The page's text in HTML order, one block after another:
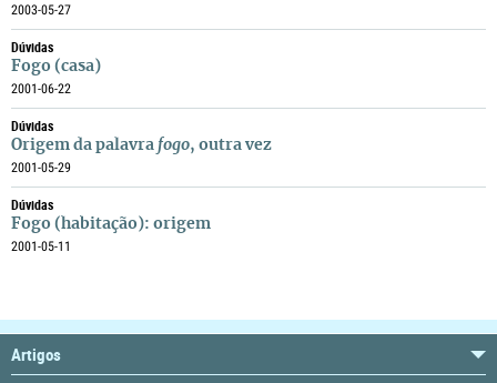
2003-05-27
Dúvidas
Fogo (casa)
2001-06-22
Dúvidas
Origem da palavra fogo, outra vez
2001-05-29
Dúvidas
Fogo (habitação): origem
2001-05-11
Artigos